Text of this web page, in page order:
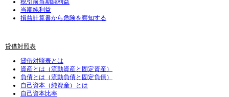
税引前当期純利益
当期純利益
損益計算書から危険を察知する
貸借対照表
貸借対照表とは
資産とは（流動資産と固定資産）
負債とは（流動負債と固定負債）
自己資本（純資産）とは
自己資本比率